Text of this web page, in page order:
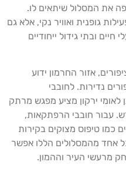
את המסלול שיתאים לו.
גופנית ואוויר נקי, אלא גם
חיים ובתי גידול ייחודיים
אזור החרמון ידוע
נדירות. לחובבי
לאומי ירקון מציע מפגש מרתק
עבור חובבי הרפתקאות,
כמו טיפוס מצוקים בקירות
אחד מהמסלולים הללו אפשר
מרעשי העיר וההמון.